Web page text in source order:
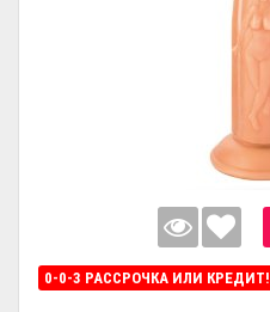
0-0-3 РАССРОЧКА ИЛИ КРЕДИТ!